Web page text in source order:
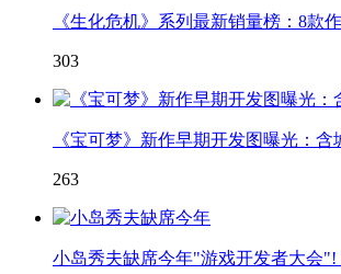
《生化危机》系列最新销量榜：8款
303
《宝可梦》新作早期开发图曝光：含
263
小岛秀夫缺席今年"游戏开发者大会"!